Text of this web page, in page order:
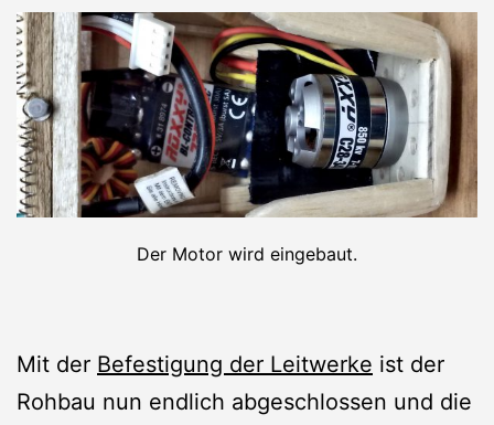
Der Motor wird eingebaut.
Mit der Befestigung der Leitwerke ist der
Rohbau nun endlich abgeschlossen und die